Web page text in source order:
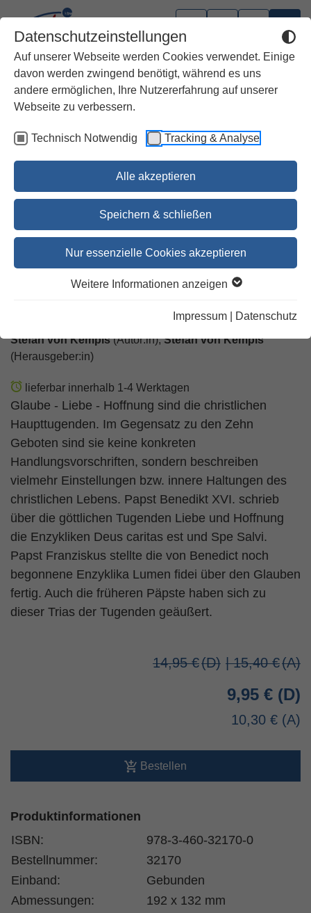
Datenschutzeinstellungen
Auf unserer Webseite werden Cookies verwendet. Einige
davon werden zwingend benötigt, während es uns
andere ermöglichen, Ihre Nutzererfahrung auf unserer
Webseite zu verbessern.
Technisch Notwendig Tracking & Analyse
Alle akzeptieren
Speichern & schließen
Nur essenzielle Cookies akzeptieren
Weitere Informationen anzeigen
Impressum Datenschutz
Liebe - die schönsten Texte
Stefan von Kempis(Autor:in),Stefan von Kempis
(Herausgeber:in)
lieferbar innerhalb 1-4 Werktagen
Glaube - Liebe - Hoffnung sind die christlichen
Haupttugenden. Im Gegensatz zu den Zehn
Geboten sind sie keine konkreten
Handlungsvorschriften, sondern beschreiben
vielmehr Einstellungen bzw. innere Haltungen des
christlichen Lebens. Papst Benedikt XVI. schrieb
über die göttlichen Tugenden Liebe und Hoffnung
die Enzykliken Deus caritas est und Spe Salvi.
Papst Franziskus stellte die von Benedict noch
begonnene Enzyklika Lumen fidei über den Glauben
fertig. Auch die früheren Päpste haben sich zu
dieser Trias der Tugenden geäußert.
14,95 € | 15,40 €
9,95 €
10,30 €
Bestellen
Produktinformationen
ISBN:
978-3-460-32170-0
Bestellnummer:
32170
Einband:
Gebunden
Abmessungen:
192 x 132 mm